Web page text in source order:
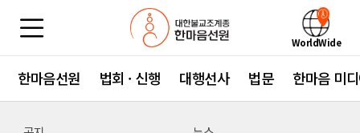
WorldWide
한마음선원 법회 · 신행 대행선사 법문 한마음 미